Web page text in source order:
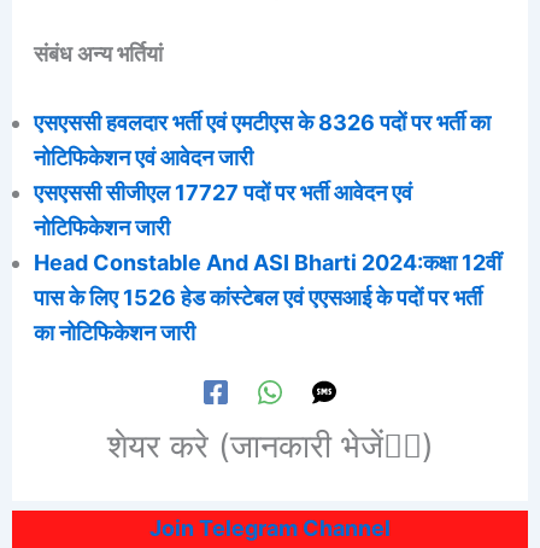
संबंध अन्य भर्तियां
एसएससी हवलदार भर्ती एवं एमटीएस के 8326 पदों पर भर्ती का
नोटिफिकेशन एवं आवेदन जारी
एसएससी सीजीएल 17727 पदों पर भर्ती आवेदन एवं
नोटिफिकेशन जारी
Head Constable And ASI Bharti 2024:कक्षा 12वीं
पास के लिए 1526 हेड कांस्टेबल एवं एएसआई के पदों पर भर्ती
का नोटिफिकेशन जारी
शेयर करे (जानकारी भेजें👆🏻)
Join Telegram Channel